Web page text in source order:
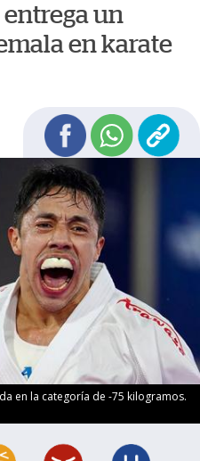
un
en karate
en la categoría de -75 kilogramos.